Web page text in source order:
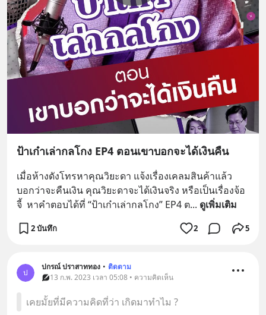
ป้าเก๋าเล่ากลโกง EP4 ตอนเขาบอกจะได้เงินคืน
เมื่อห้างดังโทรหาคุณวิยะดา แจ้งเรื่องเคลมสินค้าแล้ว
บอกว่าจะคืนเงิน คุณวิยะดาจะได้เงินจริง หรือเป็นเรื่องจ้อ
จี้  หาคำตอบได้ที่ “ป้าเก๋าเล่ากลโกง” EP4 ต... ดูเพิ่มเติม
2 บันทึก 2 5
ป
ปกรณ์ ปราสาททอง • ติดตาม
13 ก.พ. 2023 เวลา 05:08 • ความคิดเห็น
เคยมั้ยที่มีความคิดที่ว่า เกิดมาทำไม ?